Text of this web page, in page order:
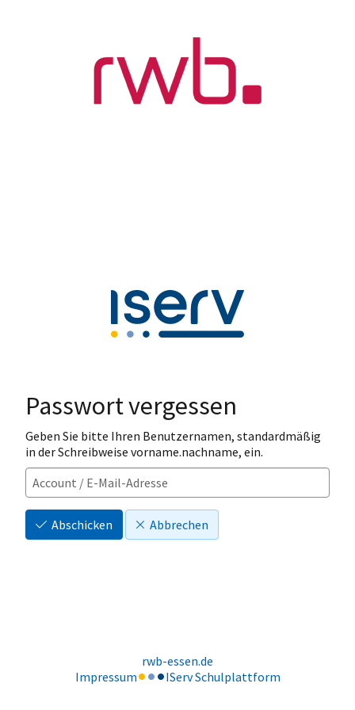
Passwort vergessen
Geben Sie bitte Ihren Benutzernamen, standardmäßig
in der Schreibweise vorname.nachname, ein.
Abschicken Abbrechen
rwb-essen.de
Impressum
IServ Schulplattform